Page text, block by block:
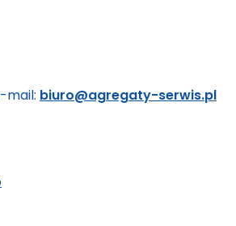
mail: biuro@agregaty-serwis.pl